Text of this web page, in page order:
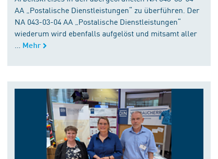
AA „Postalische Dienstleistungen“ zu überführen. Der
NA 043-03-04 AA „Postalische Dienstleistungen“
wiederum wird ebenfalls aufgelöst und mitsamt aller
Mehr